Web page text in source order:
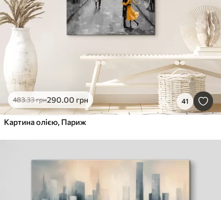
483.33грн290.00 грн 41
Картина олією, Париж